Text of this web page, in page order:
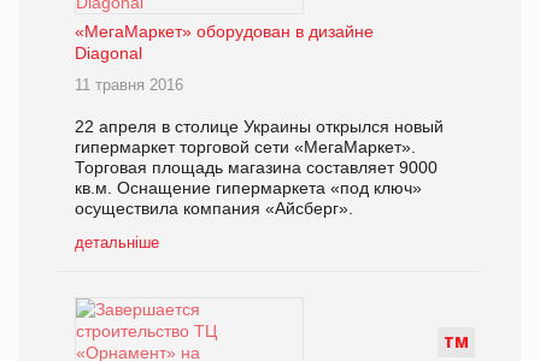
«МегаМаркет» оборудован в дизайне
Diagonal
11 травня 2016
22 апреля в столице Украины открылся новый
гипермаркет торговой сети «МегаМаркет».
Торговая площадь магазина составляет 9000
кв.м. Оснащение гипермаркета «под ключ»
осуществила компания «Айсберг».
детальніше
ТМ